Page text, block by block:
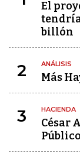
El
tendría
billón
2 ANÁLISIS
Más
3 HACIENDA
César